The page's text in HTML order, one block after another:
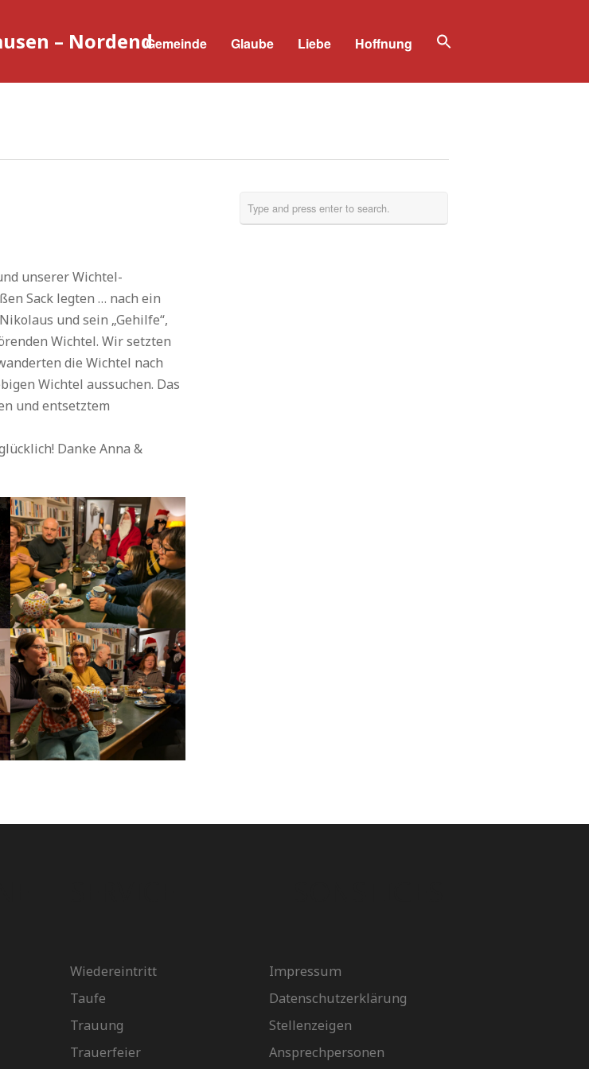
– NordendGemeinde Glaube Liebe Hoffnung
unserer Wichtel-
Sack legten … nach ein
und sein „Gehilfe“,
Wichtel. Wir setzten
die Wichtel nach
Wichtel aussuchen. Das
und entsetztem
Danke Anna &
Wiedereintritt
Taufe
Trauung
Trauerfeier
Impressum
Datenschutzerklärung
Stellenzeigen
Ansprechpersonen